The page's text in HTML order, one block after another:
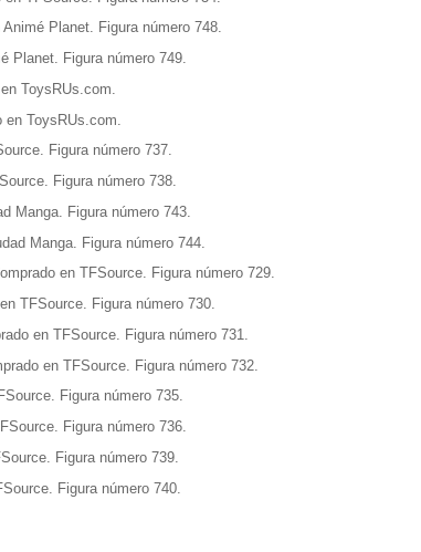
Planet. Figura número 748.
Planet. Figura número 749.
ToysRUs.com.
en ToysRUs.com.
Figura número 737.
Figura número 738.
Manga. Figura número 743.
Manga. Figura número 744.
en TFSource. Figura número 729.
TFSource. Figura número 730.
en TFSource. Figura número 731.
en TFSource. Figura número 732.
Figura número 735.
Figura número 736.
Figura número 739.
Figura número 740.